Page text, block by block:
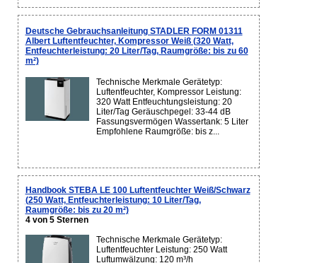
Deutsche Gebrauchsanleitung STADLER FORM 01311
Albert Luftentfeuchter, Kompressor Weiß (320 Watt,
Entfeuchterleistung: 20 Liter/Tag, Raumgröße: bis zu 60
m²)
Technische Merkmale Gerätetyp:
Luftentfeuchter, Kompressor Leistung:
320 Watt Entfeuchtungsleistung: 20
Liter/Tag Geräuschpegel: 33-44 dB
Fassungsvermögen Wassertank: 5 Liter
Empfohlene Raumgröße: bis z...
Handbook STEBA LE 100 Luftentfeuchter Weiß/Schwarz
(250 Watt, Entfeuchterleistung: 10 Liter/Tag,
Raumgröße: bis zu 20 m²)
4 von 5 Sternen
Technische Merkmale Gerätetyp:
Luftentfeuchter Leistung: 250 Watt
Luftumwälzung: 120 m³/h